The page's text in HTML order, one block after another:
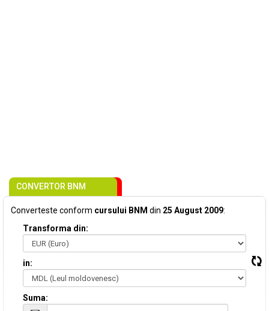
CONVERTOR BNM
Converteste conform cursului BNM din 25 August 2009:
Transforma din:
in:
Suma: